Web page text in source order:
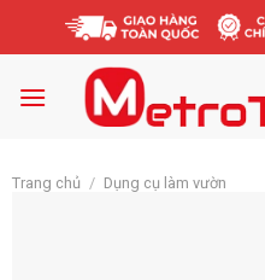
Trang chủ / Dụng cụ làm vườn